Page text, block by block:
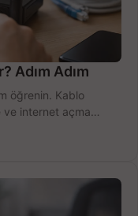
Adım Adım
öğrenin. Kablo
ve internet açma